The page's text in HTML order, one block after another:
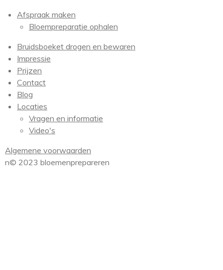
Afspraak maken
Bloempreparatie ophalen
Bruidsboeket drogen en bewaren
Impressie
Prijzen
Contact
Blog
Locaties
Vragen en informatie
Video's
Algemene voorwaarden
n© 2023 bloemenprepareren